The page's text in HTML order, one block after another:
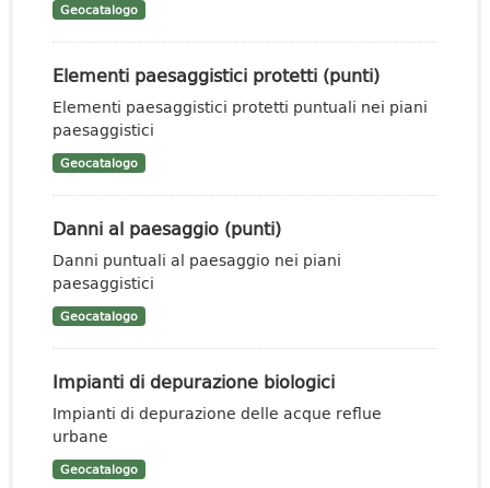
Geocatalogo
Elementi paesaggistici protetti (punti)
Elementi paesaggistici protetti puntuali nei piani
paesaggistici
Geocatalogo
Danni al paesaggio (punti)
Danni puntuali al paesaggio nei piani
paesaggistici
Geocatalogo
Impianti di depurazione biologici
Impianti di depurazione delle acque reflue
urbane
Geocatalogo